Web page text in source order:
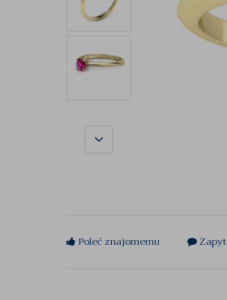
Poleć znajomemu